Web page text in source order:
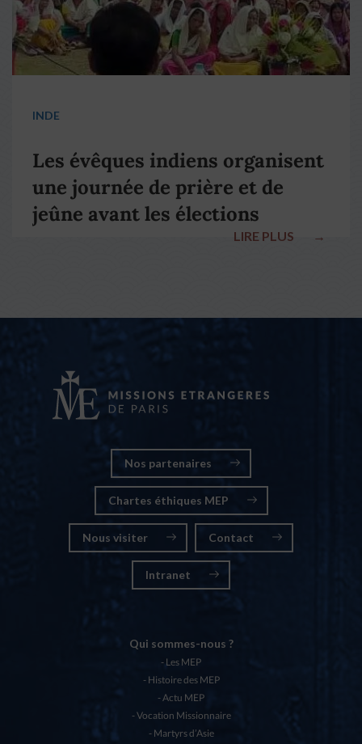
INDE
Les évêques indiens organisent
une journée de prière et de
jeûne avant les élections
LIRE PLUS →
Nos partenaires
Chartes éthiques MEP
Nous visiter Contact
Intranet
Qui sommes-nous ?
Les MEP
Histoire des MEP
Actu MEP
Vocation Missionnaire
Martyrs d’Asie